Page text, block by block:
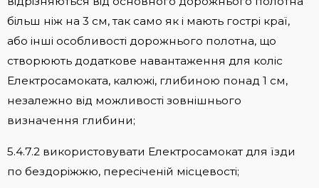
більш ніж на 3 см, так само як і мають гострі краї,
або інші особливості дорожнього полотна, що
створюють додаткове навантаження для коліс
Електросамоката, калюжі, глибиною понад 1 см,
незалежно від можливості зовнішнього
визначення глибини;
5.4.7.2 використовувати Електросамокат для їзди
по бездоріжжю, пересіченій місцевості;